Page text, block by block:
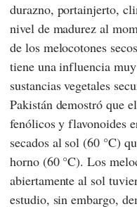
durazno, portainjerto,
nivel de madurez al
de los melocotones
tiene una influencia
sustancias vegetales
Pakistán demostró que
fenólicos y flavonoides
secados al sol (60 °C)
horno (60 °C). Los
abiertamente al sol
estudio, sin embargo,